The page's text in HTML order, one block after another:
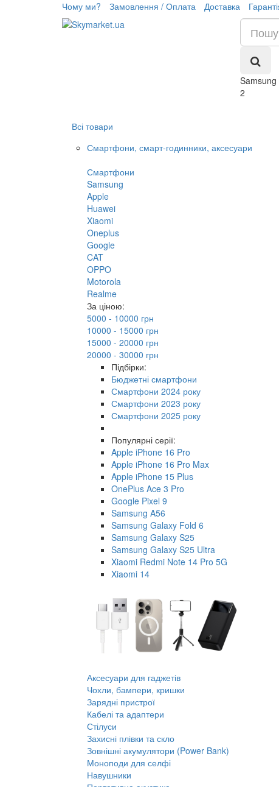
Чому ми? Замовлення / Оплата Доставка
2
Всі товари
Смартфони, смарт-годинники, аксесуари
Смартфони
Samsung
Apple
Huawei
Xiaomi
Oneplus
Google
CAT
OPPO
Motorola
Realme
За ціною:
5000 - 10000 грн
10000 - 15000 грн
15000 - 20000 грн
20000 - 30000 грн
Підбірки:
Бюджетні смартфони
Смартфони 2024 року
Смартфони 2023 року
Смартфони 2025 року
Популярні серії:
Apple iPhone 16 Pro
Apple iPhone 16 Pro Max
Apple iPhone 15 Plus
OnePlus Ace 3 Pro
Google Pixel 9
Samsung A56
Samsung Galaxy Fold 6
Samsung Galaxy S25
Samsung Galaxy S25 Ultra
Xiaomi Redmi Note 14 Pro 5G
Xiaomi 14
Аксесуари для гаджетів
Чохли, бампери, кришки
Зарядні пристрої
Кабелі та адаптери
Стілуси
Захисні плівки та скло
Зовнішні акумулятори (Power Bank)
Моноподи для селфі
Навушники